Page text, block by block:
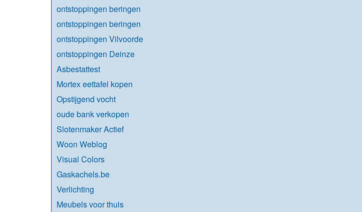
ontstoppingen beringen
ontstoppingen beringen
ontstoppingen Vilvoorde
ontstoppingen Deinze
Asbestattest
Mortex eettafel kopen
Opstijgend vocht
oude bank verkopen
Slotenmaker Actief
Woon Weblog
Visual Colors
Gaskachels.be
Verlichting
Meubels voor thuis